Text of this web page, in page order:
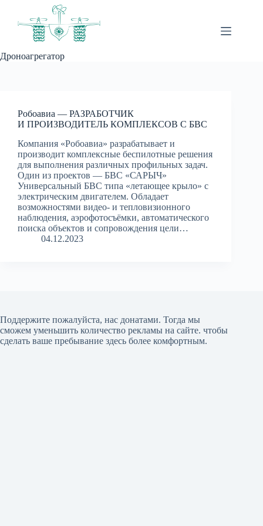
Дроноагрегатор
Робоавиа — РАЗРАБОТЧИК
И ПРОИЗВОДИТЕЛЬ КОМПЛЕКСОВ С БВС
Компания «Робоавиа» разрабатывает и
производит комплексные беспилотные решения
для выполнения различных профильных задач.
Один из проектов — БВС «САРЫЧ»
Универсальный БВС типа «летающее крыло» с
электрическим двигателем. Обладает
возможностями видео- и тепловизионного
наблюдения, аэрофотосъёмки, автоматического
поиска объектов и сопровождения цели…
04.12.2023
Поддержите пожалуйста, нас донатами. Тогда мы
сможем уменьшить количество рекламы на сайте. чтобы
сделать ваше пребывание здесь более комфортным.